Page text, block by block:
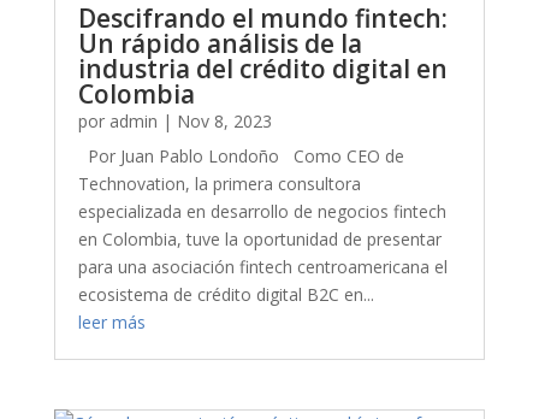
Descifrando el mundo fintech:
Un rápido análisis de la
industria del crédito digital en
Colombia
por admin | Nov 8, 2023
Por Juan Pablo Londoño Como CEO de
Technovation, la primera consultora
especializada en desarrollo de negocios fintech
en Colombia, tuve la oportunidad de presentar
para una asociación fintech centroamericana el
ecosistema de crédito digital B2C en...
leer más